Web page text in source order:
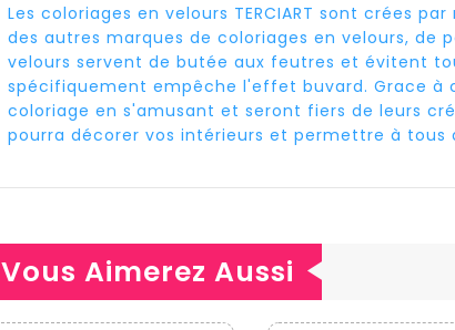
Les coloriages en velours TERCIART sont crées
des autres marques de coloriages en velours, de
velours servent de butée aux feutres et évitent
spécifiquement empêche l'effet buvard. Grace à
coloriage en s'amusant et seront fiers de leurs
pourra décorer vos intérieurs et permettre à tous
Vous Aimerez Aussi